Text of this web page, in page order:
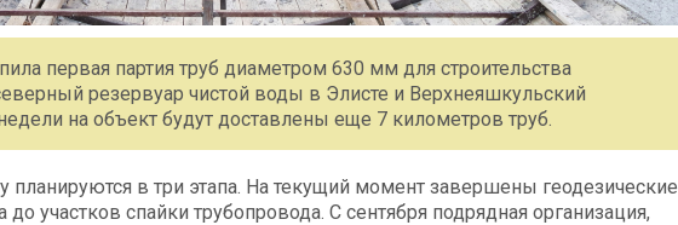
первая партия труб диаметром 630 мм для строительства
резервуар чистой воды в Элисте и Верхнеяшкульский
на объект будут доставлены еще 7 километров труб.
планируются в три этапа. На текущий момент завершены геодезические
участков спайки трубопровода. С сентября подрядная организация,